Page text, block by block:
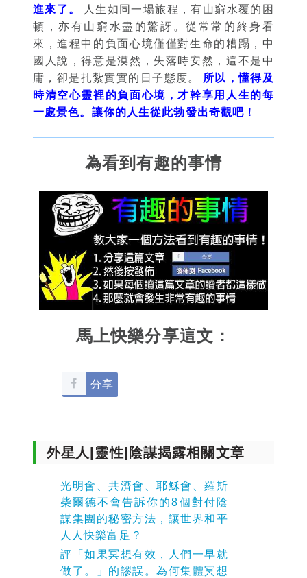
進來了。
人生如同一場旅程，有山窮水覆的困
頓，亦有山窮水盡的驚訝。從常常的終身看
來，進程中的負面心境僅僅對生命的糟蹋，中
國人說，得意是漠然，失落時安然，這不是中
庸，卻是扎紮實實的日子態度。
所以，懂得及
時清空心靈裡的負面心境，才幹享用人生的每
一處景色。讓你的人生從此勃發出奇觀吧！
為看到有趣的事情
馬上快樂分享這文：
分享
外星人|靈性|陰謀揭露相關文章
光明會、共濟會、耶穌會、羅斯
柴爾德不會告訴你的8個對付陰
謀集團的秘密方法，讓世界和平
人人快樂富足？
評「如果冥想有效，人們一早就
做了。」的謬誤。為何集體冥想